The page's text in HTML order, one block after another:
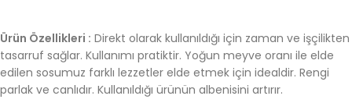
Ürün Özellikleri : Direkt olarak kullanıldığı için zaman ve işçilikten
tasarruf sağlar. Kullanımı pratiktir. Yoğun meyve oranı ile elde
edilen sosumuz farklı lezzetler elde etmek için idealdir. Rengi
parlak ve canlıdır. Kullanıldığı ürünün albenisini artırır.